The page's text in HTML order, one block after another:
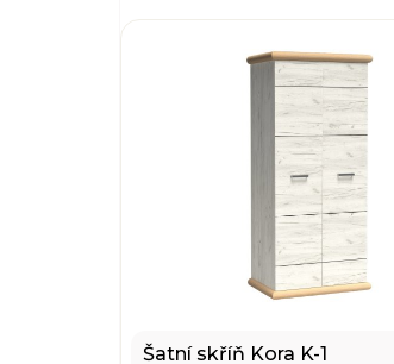
Šatní skříň Kora K-1